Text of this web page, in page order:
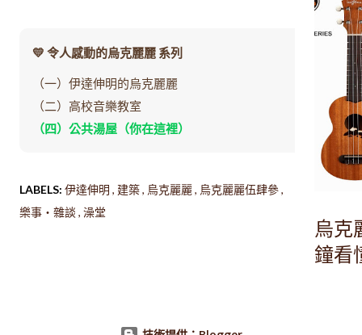
💛 令人感動的烏克麗麗 系列
（一）伊達伸明的烏克麗麗
（二）高校音樂教室
（四）公共湯屋（你在這裡）
LABELS: 伊達伸明 建築 烏克麗麗
烏克麗麗伍肆參
樂事・雜談 澡堂
烏克
鐘看